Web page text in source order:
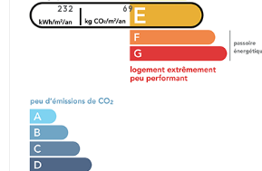
232 69